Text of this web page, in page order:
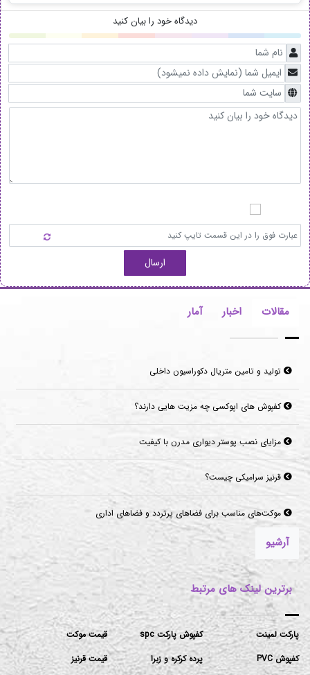
دیدگاه خود را بیان کنید
ارسال
مقالات اخبار آمار
تولید و تامین متریال دکوراسیون داخلی
کفپوش های اپوکسی چه مزیت هایی دارند؟
مزایای نصب پوستر دیواری مدرن با کیفیت
قرنیز سرامیکی چیست؟
موکت‌های مناسب برای فضاهای پرتردد و فضاهای اداری
آرشیو
برترین لینک های مرتبط
پارکت لمینت
کفپوش PVC
کفپوش پارکت spc
پرده کرکره و زبرا
قیمت موکت
قیمت قرنیز